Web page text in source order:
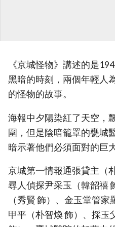
《京城怪物》講述的是
黑暗的時刻，兩個年輕人
的怪物的故事。
海報中夕陽染紅了天空，
圍，但是陰暗籠罩的甕城
暗示著他們必須面對的巨
京城第一情報通張貸主（
尋人偵探尹采玉（韓韶禧
（秀賢 飾）、金玉堂管
甲平（朴智煥 飾）、採玉